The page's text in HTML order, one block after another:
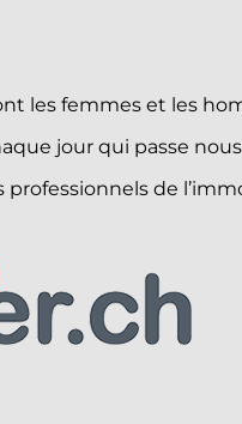
les femmes et les
jour qui passe
de